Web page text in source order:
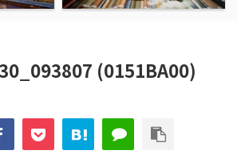
(0151BA00)